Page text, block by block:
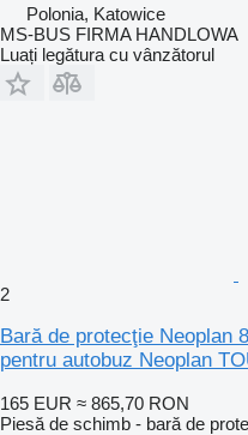
Polonia, Katowice
MS-BUS FIRMA HANDLOWA
Luați legătura cu vânzătorul
2
Bară de protecţie Neoplan
pentru autobuz Neoplan
165 EUR ≈ 865,70 RON
Piesă de schimb - bară de